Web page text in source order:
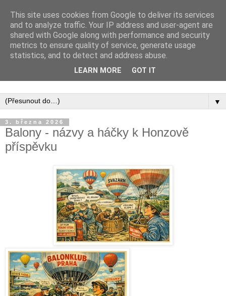
Inspirujte se tím, co píší posluchači kurzů a co se na nich
▼
3. března 2026
Balony - názvy a háčky k Honzově
příspěvku
This site uses cookies from Google to deliver its services
and to analyze traffic. Your IP address and user-agent are
shared with Google along with performance and security
metrics to ensure quality of service, generate usage
statistics, and to detect and address abuse.
LEARN MORE GOT IT